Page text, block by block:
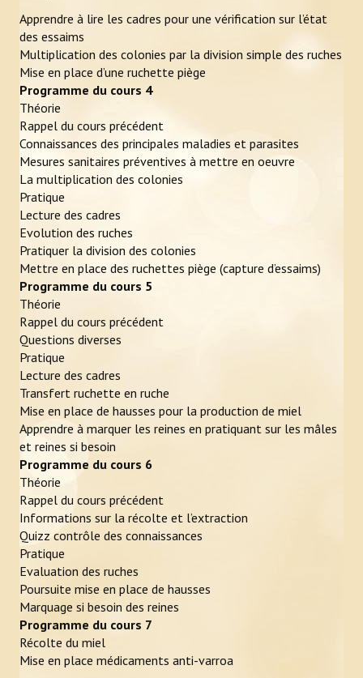
Apprendre à lire les cadres pour une vérification sur l’état
des essaims
Multiplication des colonies par la division simple des ruches
Mise en place d’une ruchette piège
Programme du cours 4
Théorie
Rappel du cours précédent
Connaissances des principales maladies et parasites
Mesures sanitaires préventives à mettre en oeuvre
La multiplication des colonies
Pratique
Lecture des cadres
Evolution des ruches
Pratiquer la division des colonies
Mettre en place des ruchettes piège (capture d’essaims)
Programme du cours 5
Théorie
Rappel du cours précédent
Questions diverses
Pratique
Lecture des cadres
Transfert ruchette en ruche
Mise en place de hausses pour la production de miel
Apprendre à marquer les reines en pratiquant sur les mâles
et reines si besoin
Programme du cours 6
Théorie
Rappel du cours précédent
Informations sur la récolte et l’extraction
Quizz contrôle des connaissances
Pratique
Evaluation des ruches
Poursuite mise en place de hausses
Marquage si besoin des reines
Programme du cours 7
Récolte du miel
Mise en place médicaments anti-varroa